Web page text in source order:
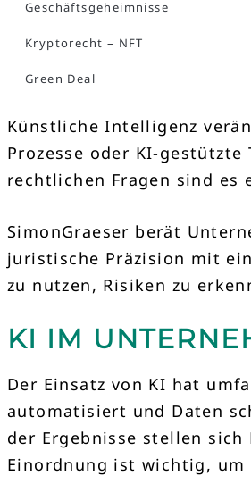
Geschäftsgeheimnisse
Kryptorecht – NFT
Green Deal
Künstliche Intelligenz
Prozesse oder KI-
rechtlichen Fragen sind es
SimonGraeser berät
juristische Präzision mit
zu nutzen, Risiken zu
KI IM
Der Einsatz von KI hat
automatisiert und Daten
der Ergebnisse stellen
Einordnung ist wichtig, um